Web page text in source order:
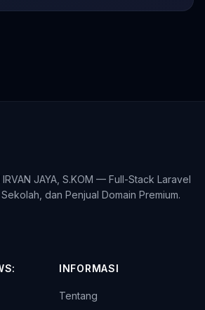
JAYA, S.KOM — Full-Stack Laravel
dan Penjual Domain Premium.
INFORMASI
Tentang